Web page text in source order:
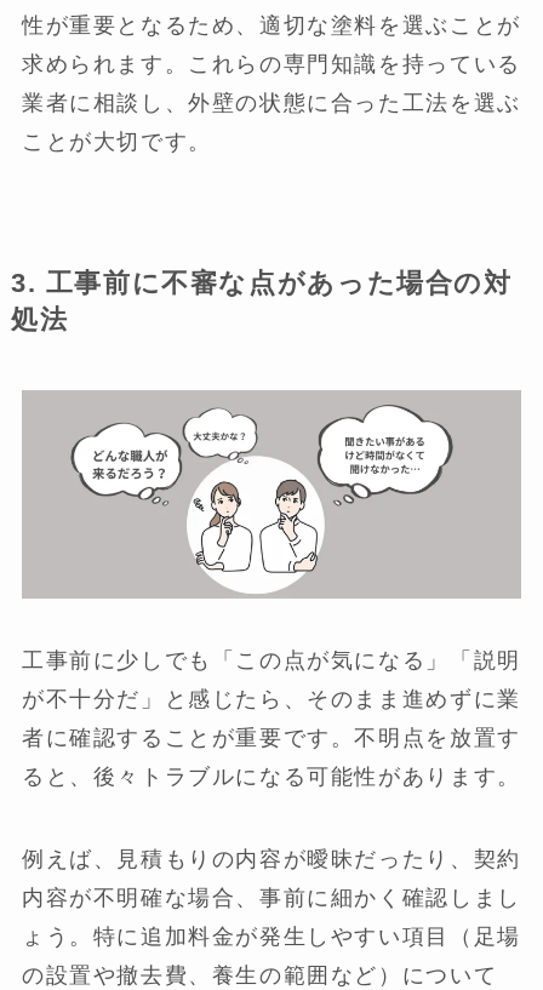
性が重要となるため、適切な塗料を選ぶことが
求められます。これらの専門知識を持っている
業者に相談し、外壁の状態に合った工法を選ぶ
ことが大切です。
3. 工事前に不審な点があった場合の対
処法
工事前に少しでも「この点が気になる」「説明
が不十分だ」と感じたら、そのまま進めずに業
者に確認することが重要です。不明点を放置す
ると、後々トラブルになる可能性があります。
例えば、見積もりの内容が曖昧だったり、契約
内容が不明確な場合、事前に細かく確認しまし
ょう。特に追加料金が発生しやすい項目（足場
の設置や撤去費、養生の範囲など）について